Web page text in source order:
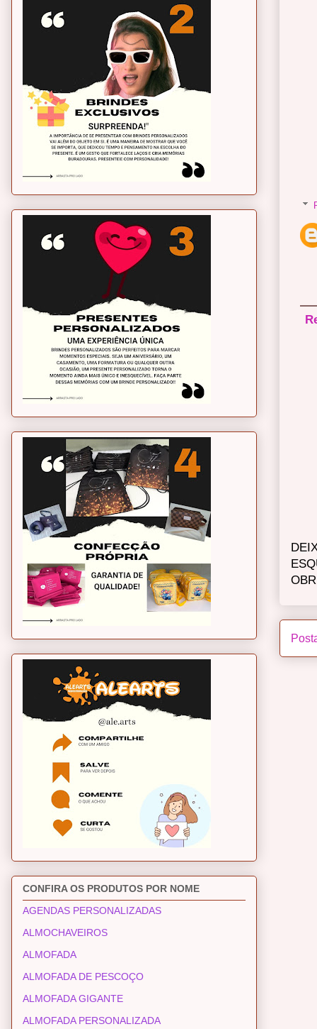
CONFIRA OS PRODUTOS POR NOME
AGENDAS PERSONALIZADAS
ALMOCHAVEIROS
ALMOFADA
ALMOFADA DE PESCOÇO
ALMOFADA GIGANTE
ALMOFADA PERSONALIZADA